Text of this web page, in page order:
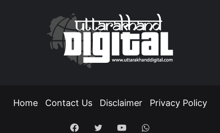
Home Contact Us Disclaimer Privacy Policy
Facebook
TwitterYouTubeWhatsApp